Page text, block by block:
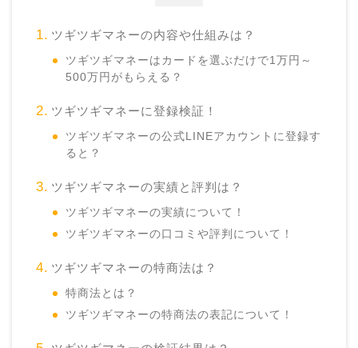
ツギツギマネーの内容や仕組みは？
ツギツギマネーはカードを選ぶだけで1万円～
500万円がもらえる？
ツギツギマネーに登録検証！
ツギツギマネーの公式LINEアカウントに登録す
ると？
ツギツギマネーの実績と評判は？
ツギツギマネーの実績について！
ツギツギマネーの口コミや評判について！
ツギツギマネーの特商法は？
特商法とは？
ツギツギマネーの特商法の表記について！